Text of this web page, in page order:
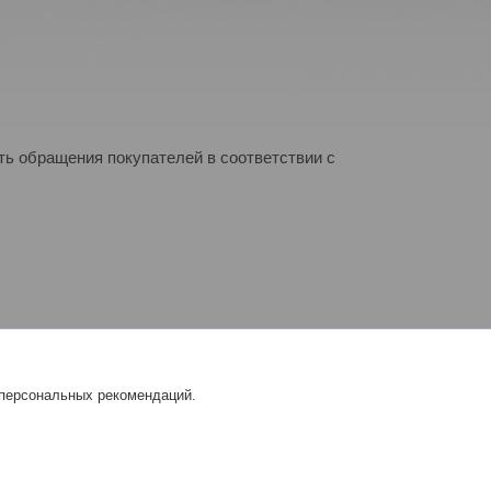
обращения покупателей в соответствии с
рекомендаций.